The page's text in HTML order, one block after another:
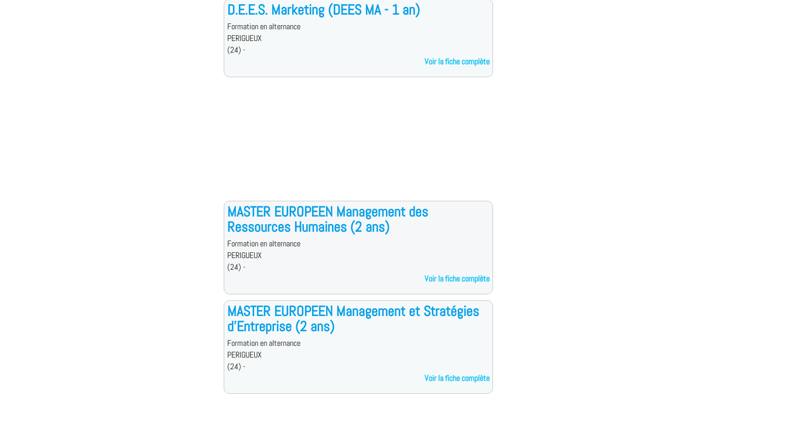
D.E.E.S. Marketing (DEES MA - 1 an)
Formation en alternance
PERIGUEUX
(24) -
Voir la fiche complète
MASTER EUROPEEN Management des
Ressources Humaines (2 ans)
Formation en alternance
PERIGUEUX
(24) -
Voir la fiche complète
MASTER EUROPEEN Management et Stratégies
d'Entreprise (2 ans)
Formation en alternance
PERIGUEUX
(24) -
Voir la fiche complète